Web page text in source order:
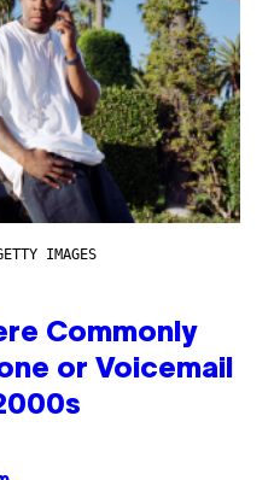
IMAGES
Commonly
or Voicemail